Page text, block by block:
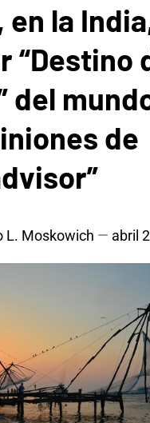
en la
“Destino
del
de
L. Moskowich abril